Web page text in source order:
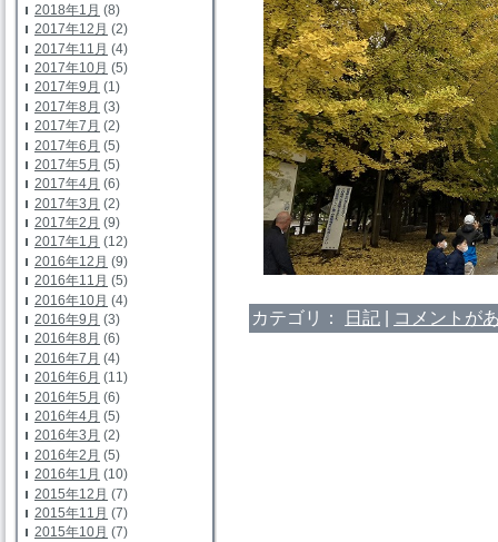
2018年1月 (8)
2017年12月 (2)
2017年11月 (4)
2017年10月 (5)
2017年9月 (1)
2017年8月 (3)
2017年7月 (2)
2017年6月 (5)
2017年5月 (5)
2017年4月 (6)
2017年3月 (2)
2017年2月 (9)
2017年1月 (12)
2016年12月 (9)
2016年11月 (5)
2016年10月 (4)
2016年9月 (3)
2016年8月 (6)
2016年7月 (4)
2016年6月 (11)
2016年5月 (6)
2016年4月 (5)
2016年3月 (2)
2016年2月 (5)
2016年1月 (10)
2015年12月 (7)
2015年11月 (7)
2015年10月 (7)
カテゴリ： 日記 | コメントが